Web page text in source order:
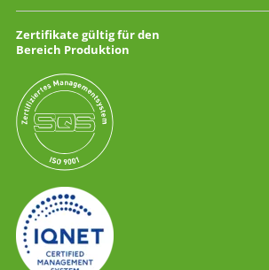
Zertifikate gültig für den
Bereich Produktion